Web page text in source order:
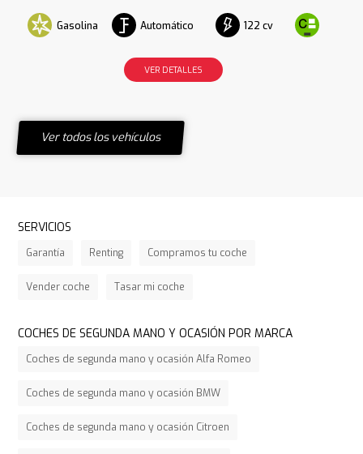
Gasolina Automático 122 cv
VER DETALLES
Ver todos los vehículos
SERVICIOS
Garantía Renting Compramos tu coche
Vender coche Tasar mi coche
COCHES DE SEGUNDA MANO Y OCASIÓN POR MARCA
Coches de segunda mano y ocasión Alfa Romeo
Coches de segunda mano y ocasión BMW
Coches de segunda mano y ocasión Citroen